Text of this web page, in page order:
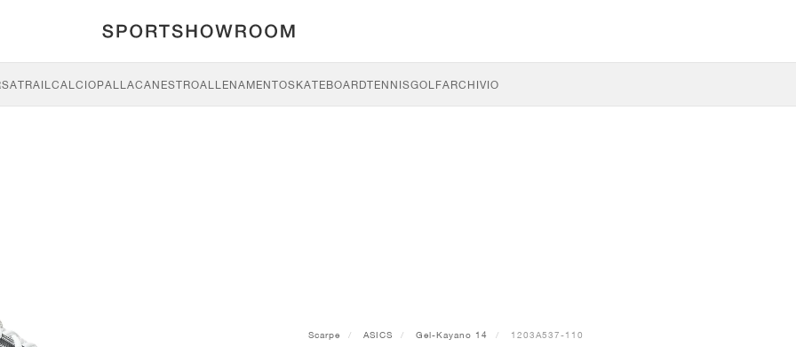
TRAILCALCIOPALLACANESTROALLENAMENTOSKATEBOARDTENNISGOLFARCHIVIO
Scarpe ASICS Gel-Kayano 14 1203A537-110